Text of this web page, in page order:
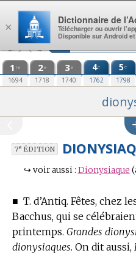
Aller au contenu
1 re
1694
2e
1718
3e
1740
4e
1762
5e
1798
7eÉDITION
↪ voir aussi : Dionysiaque
■ T. d’Antiq. Fêtes, chez
Bacchus, qui se
printemps. Grandes
dionysiaques. On dit aussi,
×
Dictionnaire de
Télécharger ou ouvrir
Disponible sur Android